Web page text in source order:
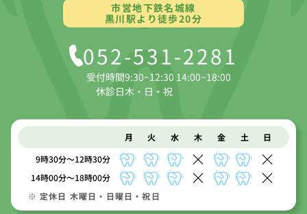
市営地下鉄名城線
黒川駅より徒歩20分
052-531-2281
受付時間9:30~12:30 14:00~18:00
休診日木・日・祝
月 火 水 木 金 土
日
9時30分～12時30分
14時00分～18時00分
※ 定休日 木曜日・日曜日・祝日